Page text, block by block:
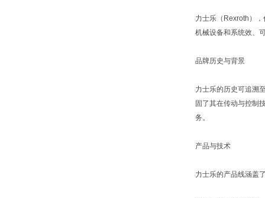
力士乐（Rexroth）
机械设备和系统效、
品牌历史与背景
力士乐的历史可追溯
固了其在传动与控制
务。
产品与技术
力士乐的产品线涵盖